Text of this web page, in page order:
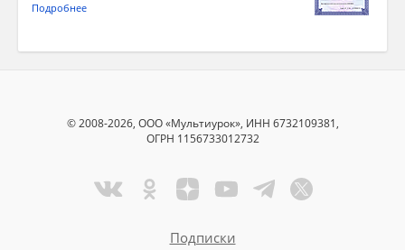
Подробнее
© 2008-2026, ООО «Мультиурок», ИНН 6732109381,
ОГРН 1156733012732
Подписки